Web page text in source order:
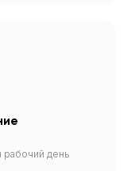
день